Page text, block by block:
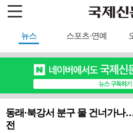
뉴스 스포츠·연예
동래·북강서 분구 물 건너가나
전